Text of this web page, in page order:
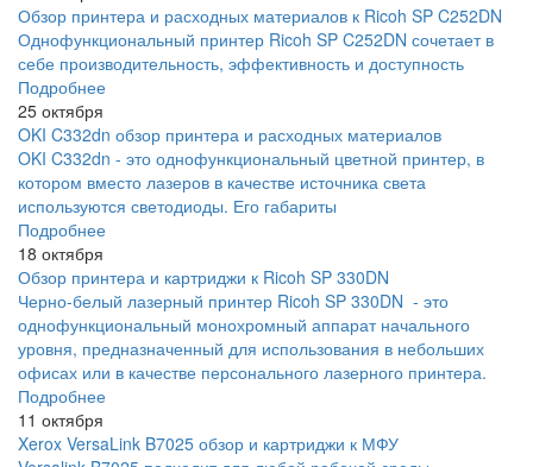
Обзор принтера и расходных материалов к Ricoh SP C252DN
Однофункциональный принтер Ricoh SP C252DN сочетает в
себе производительность, эффективность и доступность
Подробнее
25 октября
OKI C332dn обзор принтера и расходных материалов
OKI C332dn - это однофункциональный цветной принтер, в
котором вместо лазеров в качестве источника света
используются светодиоды. Его габариты
Подробнее
18 октября
Обзор принтера и картриджи к Ricoh SP 330DN
Черно-белый лазерный принтер Ricoh SP 330DN - это
однофункциональный монохромный аппарат начального
уровня, предназначенный для использования в небольших
офисах или в качестве персонального лазерного принтера.
Подробнее
11 октября
Xerox VersaLink B7025 обзор и картриджи к МФУ